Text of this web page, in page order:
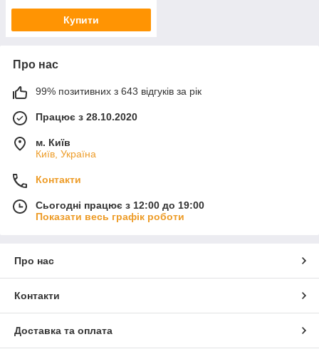
Купити
Про нас
99% позитивних з 643 відгуків за рік
Працює з 28.10.2020
м. Київ
Київ, Україна
Контакти
Сьогодні працює з 12:00 до 19:00
Показати весь графік роботи
Про нас
Контакти
Доставка та оплата